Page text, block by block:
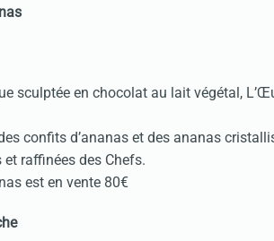
sculptée en chocolat au lait végétal,
des confits d’ananas et des ananas
raffinées des Chefs.
est en vente 80€